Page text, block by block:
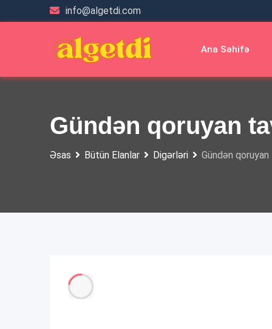
to
info@algetdi.com
Ana Səhifə
Gündən qoruyan
Əsas Bütün Elanlar Digərləri Gündən